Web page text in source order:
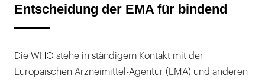
Entscheidung der EMA für bindend
Die WHO stehe in ständigem Kontakt mit der
Europäischen Arzneimittel-Agentur (EMA) und anderen